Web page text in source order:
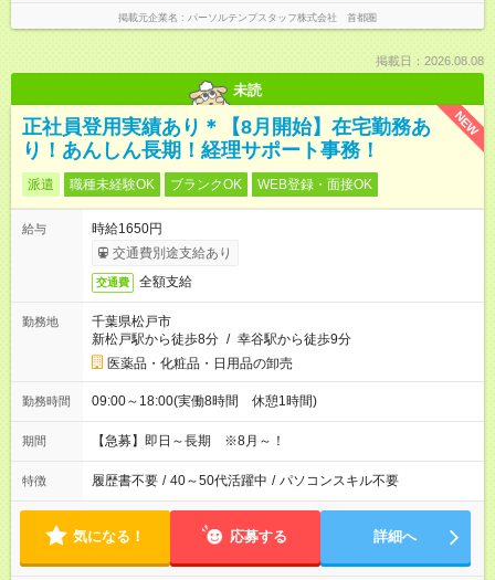
掲載元企業名 パーソルテンプスタッフ株式会社 首都圏
掲載日：2026.08.08
未読
NEW
正社員登用実績あり＊【8月開始】在宅勤務あ
り！あんしん長期！経理サポート事務！
派遣 職種未経験OK ブランクOK WEB登録・面接OK
給与
時給1650円
交通費別途支給あり
交通費 全額支給
勤務地
千葉県松戸市
新松戸駅から徒歩8分 / 幸谷駅から徒歩9分
医薬品・化粧品・日用品の卸売
勤務時間 09:00～18:00(実働8時間 休憩1時間)
期間 【急募】即日～長期 ※8月～！
特徴 履歴書不要 / 40～50代活躍中 / パソコンスキル不要
気になる！ 応募する 詳細へ